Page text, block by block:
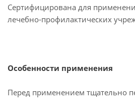
Сертифицирована для
лечебно-профилактических
Особенности применения
Перед применением тщательно